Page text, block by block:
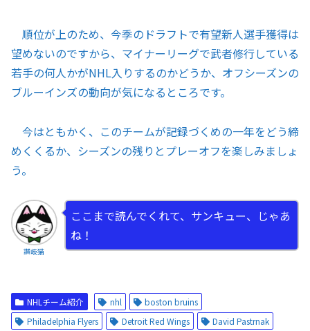
順位が上のため、今季のドラフトで有望新人選手獲得は
望めないのですから、マイナーリーグで武者修行している
若手の何人かがNHL入りするのかどうか、オフシーズンの
ブルーインズの動向が気になるところです。
今はともかく、このチームが記録づくめの一年をどう締
めくくるか、シーズンの残りとプレーオフを楽しみましょ
う。
讃岐猫
ここまで読んでくれて、サンキュー、じゃあ
ね！
NHLチーム紹介 nhl
boston bruins
Philadelphia Flyers
Detroit Red Wings
David Pastrnak